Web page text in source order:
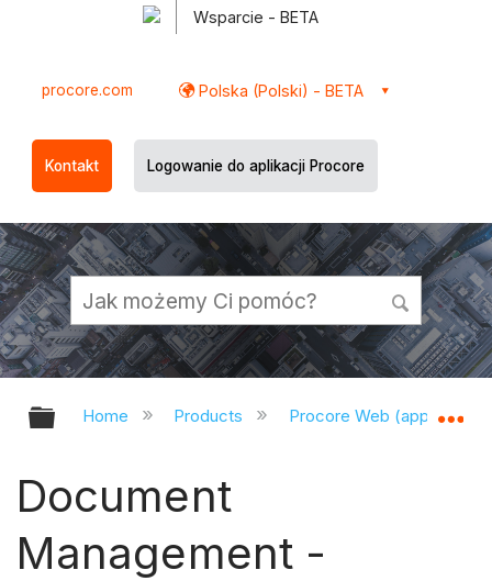
Wsparcie - BETA
procore.com Polska (Polski) - BETA
Kontakt Logowanie do aplikacji Procore
Expand/collapse global hierarchy
Home Products Procore Web
Document
Management -